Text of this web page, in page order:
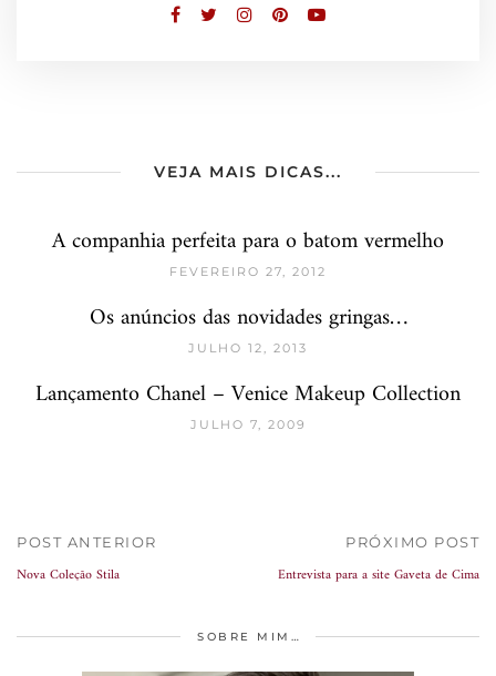
VEJA MAIS DICAS...
A companhia perfeita para o batom vermelho
FEVEREIRO 27, 2012
Os anúncios das novidades gringas…
JULHO 12, 2013
Lançamento Chanel – Venice Makeup Collection
JULHO 7, 2009
POST ANTERIOR
Nova Coleção Stila
PRÓXIMO POST
Entrevista para a site Gaveta de Cima
SOBRE MIM…